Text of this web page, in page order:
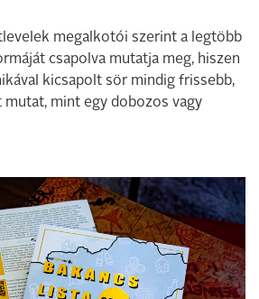
megalkotói szerint a legtöbb
csapolva mutatja meg, hiszen
kicsapolt sör mindig frissebb,
mint egy dobozos vagy